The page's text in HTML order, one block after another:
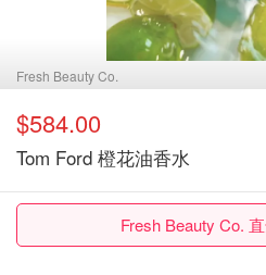
Fresh Beauty Co.
$584.00
Tom Ford 橙花油香水
Fresh Beauty Co.